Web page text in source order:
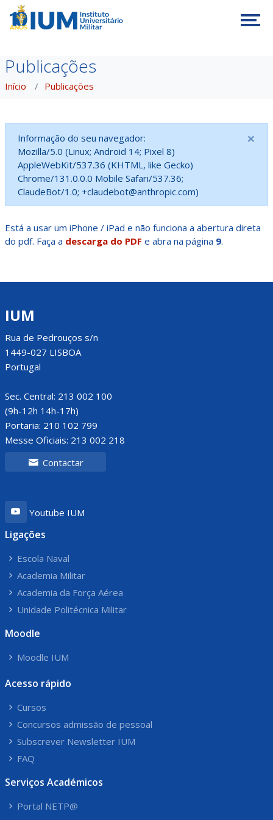
Publicações
Início Publicações
Informação do seu navegador:
Mozilla/5.0 (Linux; Android 14; Pixel 8)
AppleWebKit/537.36 (KHTML, like Gecko)
Chrome/131.0.0.0 Mobile Safari/537.36;
ClaudeBot/1.0; +claudebot@anthropic.com)
×
Está a usar um iPhone / iPad e não funciona a abertura direta
do pdf. Faça a descarga do PDF e abra na página 9.
IUM
Rua de Pedrouços s/n
1449-027 LISBOA
Portugal
Sec. Central: 213 002 100
(9h-12h 14h-17h)
Portaria: 210 102 799
Messe Oficiais: 213 002 218
Contactar
Youtube IUM
Ligações
Escola Naval
Academia Militar
Academia da Força Aérea
Unidade Politécnica Militar
Moodle
Moodle IUM
Acesso rápido
Cursos
Concursos admissão de pessoal
Subscrever Newsletter IUM
FAQ
Serviços Académicos
Portal NETP@